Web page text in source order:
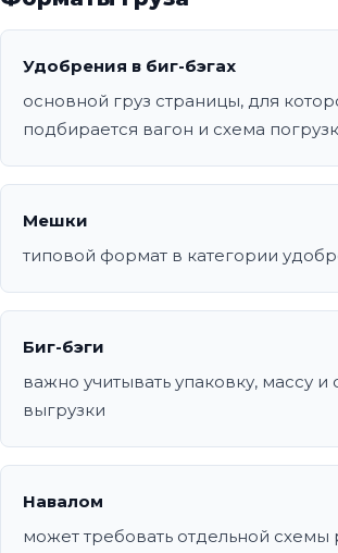
Удобрения в биг-бэгах
основной груз страницы, для
подбирается вагон и схема
Мешки
типовой формат в категории
Биг-бэги
важно учитывать упаковку, массу и
выгрузки
Навалом
может требовать отдельной